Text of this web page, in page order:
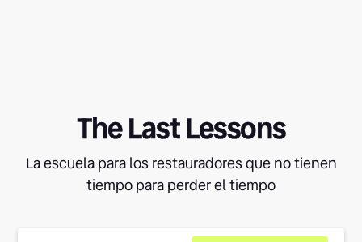
The Last Lessons
La escuela para los restauradores que no tienen
tiempo para perder el tiempo